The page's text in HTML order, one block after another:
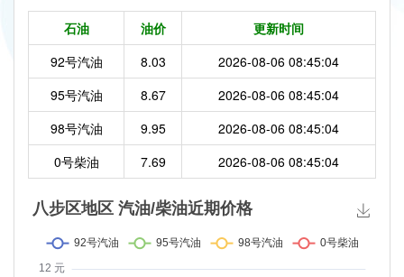
石油 油价
更新时间
92号汽油
8.03
2026-08-06 08:45:04
95号汽油
8.67
2026-08-06 08:45:04
98号汽油
9.95
2026-08-06 08:45:04
0号柴油
7.69 2026-08-06 08:45:04